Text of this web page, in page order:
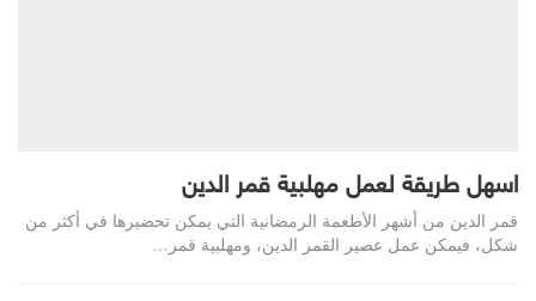
اسهل طريقة لعمل مهلبية قمر الدين
قمر الدين من أشهر الأطعمة الرمضانية التي يمكن تحضيرها في أكثر من
شكل، فيمكن عمل عصير القمر الدين، ومهلبية قمر…